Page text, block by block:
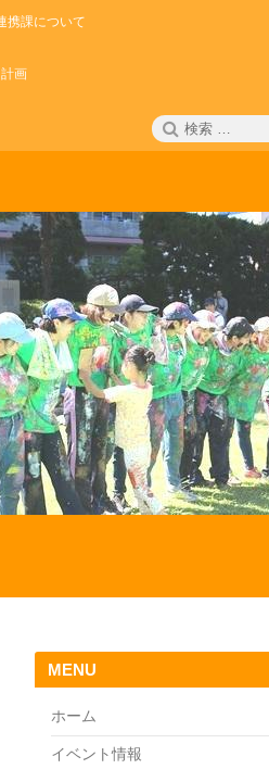
携課について
画
検
索:
MENU
ホーム
イベント情報